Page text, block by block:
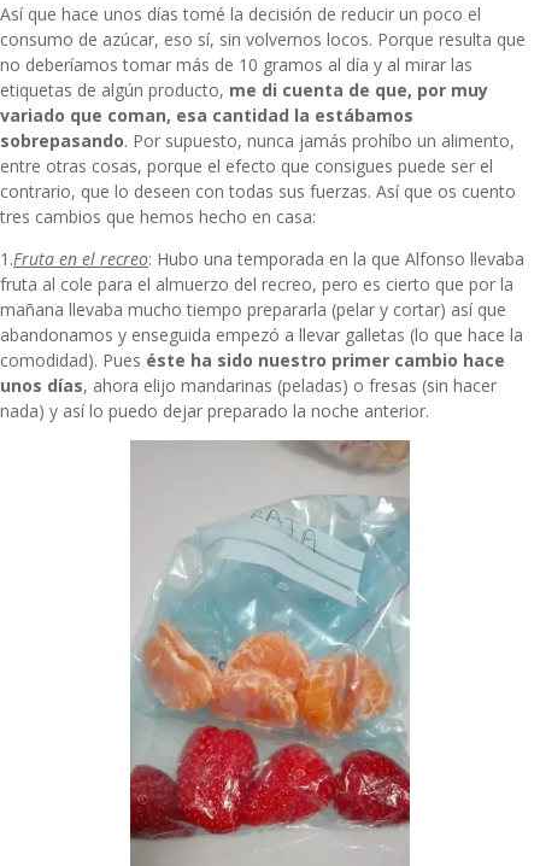
Así que hace unos días tomé la decisión de reducir un poco el
consumo de azúcar, eso sí, sin volvernos locos. Porque resulta que
no deberíamos tomar más de 10 gramos al día y al mirar las
etiquetas de algún producto, me di cuenta de que, por muy
variado que coman, esa cantidad la estábamos
sobrepasando. Por supuesto, nunca jamás prohíbo un alimento,
entre otras cosas, porque el efecto que consigues puede ser el
contrario, que lo deseen con todas sus fuerzas. Así que os cuento
tres cambios que hemos hecho en casa:
1.Fruta en el recreo: Hubo una temporada en la que Alfonso llevaba
fruta al cole para el almuerzo del recreo, pero es cierto que por la
mañana llevaba mucho tiempo prepararla (pelar y cortar) así que
abandonamos y enseguida empezó a llevar galletas (lo que hace la
comodidad). Pues éste ha sido nuestro primer cambio hace
unos días, ahora elijo mandarinas (peladas) o fresas (sin hacer
nada) y así lo puedo dejar preparado la noche anterior.